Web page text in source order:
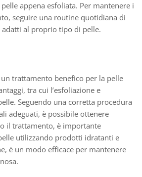
appena esfoliata. Per mantenere i
seguire una routine quotidiana di
al proprio tipo di pelle.
un trattamento benefico per la pelle
tra cui l’esfoliazione e
Seguendo una corretta procedura
adeguati, è possibile ottenere
il trattamento, è importante
utilizzando prodotti idratanti e
è un modo efficace per mantenere